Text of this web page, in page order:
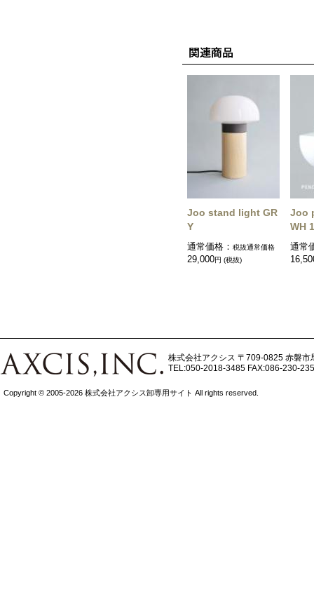
Joo stand light GR
Y
通常価格： 税抜通常価格
29,000円 (税抜)
Joo
WH
通常
株式会社アクシス 〒709-0825 赤磐市
TEL:050-2018-3485 FAX:086-230-
Copyright © 2005-2026 株式会社アクシス卸専用サイト All rights reserved.